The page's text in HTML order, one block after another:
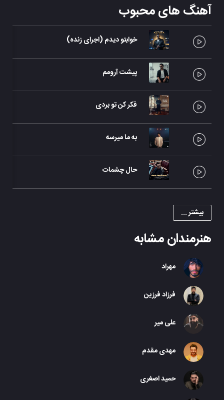
آهنگ های محبوب
خوابتو دیدم (اجرای زنده)
پیشت آرومم
فکر کن تو بردی
به ما میرسه
حال چشمات
بیشتر ...
هنرمندان مشابه
مهراد
فرزاد فرزین
علی میر
مهدی مقدم
حمید اصغری